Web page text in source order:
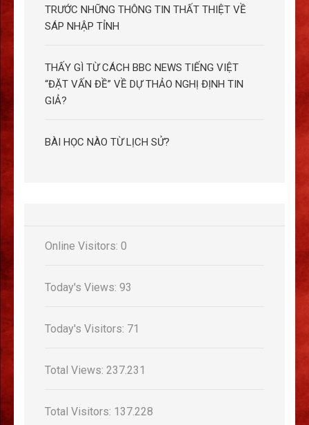
TRƯỚC NHỮNG THÔNG TIN THẤT THIỆT VỀ
SÁP NHẬP TỈNH
THẤY GÌ TỪ CÁCH BBC NEWS TIẾNG VIỆT
“ĐẶT VẤN ĐỀ” VỀ DỰ THẢO NGHỊ ĐỊNH TIN
GIẢ?
BÀI HỌC NÀO TỪ LỊCH SỬ?
Online Visitors: 0
Today's Views: 93
Today's Visitors: 71
Total Views: 237.231
Total Visitors: 137.228